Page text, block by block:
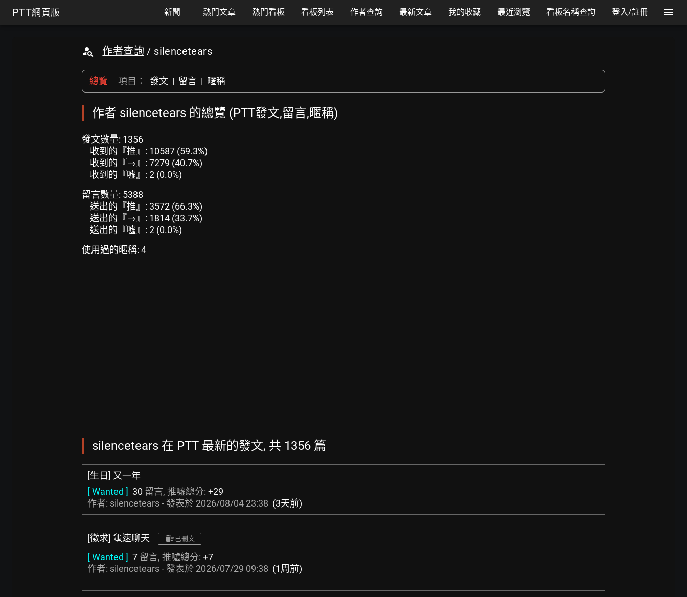
PTT網頁版 新聞 熱門文章 熱門看板 看板列表 作者查詢 最新文章 我的收藏 最近瀏覽 看板名稱查詢 登入/註冊
作者查詢 / silencetears
總覽 項目： 發文 | 留言 | 暱稱
作者 silencetears 的總覽 (PTT發文,留言,暱稱)
發文數量: 1356
收到的『推』: 10587 (59.3%)
收到的『→』: 7279 (40.7%)
收到的『噓』: 2 (0.0%)
留言數量: 5388
送出的『推』: 3572 (66.3%)
送出的『→』: 1814 (33.7%)
送出的『噓』: 2 (0.0%)
使用過的暱稱: 4
silencetears 在 PTT 最新的發文, 共 1356 篇
[生日] 又一年
[ Wanted ] 30 留言, 推噓總分: +29
作者: silencetears - 發表於 2026/08/04 23:38 (3天前)
[徵求] 龜速聊天 已刪文
[ Wanted ] 7 留言, 推噓總分: +7
作者: silencetears - 發表於 2026/07/29 09:38 (1周前)